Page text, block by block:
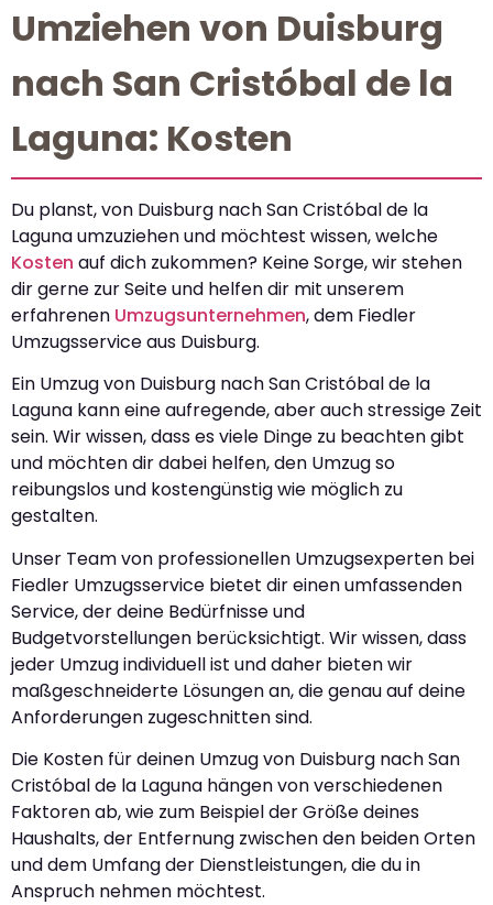
Umziehen von Duisburg
nach San Cristóbal de la
Laguna: Kosten
Du planst, von Duisburg nach San Cristóbal de la
Laguna umzuziehen und möchtest wissen, welche
Kosten auf dich zukommen? Keine Sorge, wir stehen
dir gerne zur Seite und helfen dir mit unserem
erfahrenen Umzugsunternehmen, dem Fiedler
Umzugsservice aus Duisburg.
Ein Umzug von Duisburg nach San Cristóbal de la
Laguna kann eine aufregende, aber auch stressige Zeit
sein. Wir wissen, dass es viele Dinge zu beachten gibt
und möchten dir dabei helfen, den Umzug so
reibungslos und kostengünstig wie möglich zu
gestalten.
Unser Team von professionellen Umzugsexperten bei
Fiedler Umzugsservice bietet dir einen umfassenden
Service, der deine Bedürfnisse und
Budgetvorstellungen berücksichtigt. Wir wissen, dass
jeder Umzug individuell ist und daher bieten wir
maßgeschneiderte Lösungen an, die genau auf deine
Anforderungen zugeschnitten sind.
Die Kosten für deinen Umzug von Duisburg nach San
Cristóbal de la Laguna hängen von verschiedenen
Faktoren ab, wie zum Beispiel der Größe deines
Haushalts, der Entfernung zwischen den beiden Orten
und dem Umfang der Dienstleistungen, die du in
Anspruch nehmen möchtest.